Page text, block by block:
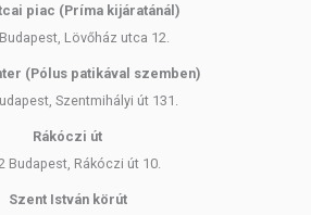
piac (Príma kijáratánál)
Lövőház utca 12.
(Pólus patikával szemben)
Szentmihályi út 131.
Rákóczi út
Budapest, Rákóczi út 10.
Szent István körút